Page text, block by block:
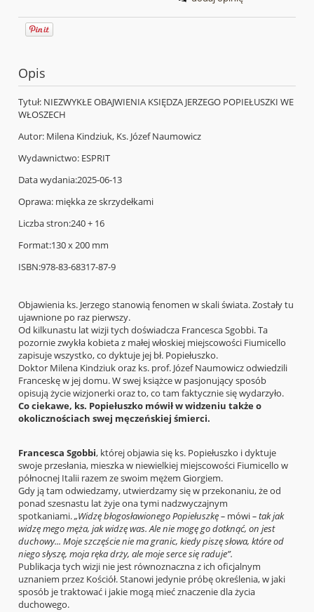
Opis
Tytuł: NIEZWYKŁE OBAJWIENIA KSIĘDZA JERZEGO POPIEŁUSZKI WE
WŁOSZECH
Autor: Milena Kindziuk, Ks. Józef Naumowicz
Wydawnictwo: ESPRIT
Data wydania:2025-06-13
Oprawa: miękkaze skrzydełkami
Liczba stron:240 + 16
Format:130 x 200 mm
ISBN:978-83-68317-87-9
Objawienia ks. Jerzego stanowią fenomen w skali świata. Zostały tu
ujawnione po raz pierwszy.
Od kilkunastu lat wizji tych doświadcza Francesca Sgobbi. Ta
pozornie zwykła kobieta z małej włoskiej miejscowości Fiumicello
zapisuje wszystko, co dyktuje jej bł. Popiełuszko.
Doktor Milena Kindziuk oraz ks. prof. Józef Naumowicz odwiedzili
Franceskę w jej domu. W swej książce w pasjonujący sposób
opisują życie wizjonerki oraz to, co tam faktycznie się wydarzyło.
Co ciekawe, ks. Popiełuszko mówił w widzeniu także o
okolicznościach swej męczeńskiej śmierci.
Francesca Sgobbi, której objawia się ks. Popiełuszko i dyktuje
swoje przesłania, mieszka w niewielkiej miejscowości Fiumicello w
północnej Italii razem ze swoim mężem Giorgiem.
Gdy ją tam odwiedzamy, utwierdzamy się w przekonaniu, że od
ponad szesnastu lat żyje ona tymi nadzwyczajnym
spotkaniami.„Widzę błogosławionego Popiełuszkę – mówi– tak jak
widzę mego męża, jak widzę was. Ale nie mogę go dotknąć, on jest
duchowy... Moje szczęście nie ma granic, kiedy piszę słowa, które od
niego słyszę, moja ręka drży, ale moje serce się raduje”.
Publikacja tych wizji nie jest równoznaczna z ich oficjalnym
uznaniem przez Kościół. Stanowi jedynie próbę określenia, w jaki
sposób je traktować i jakie mogą mieć znaczenie dla życia
duchowego.